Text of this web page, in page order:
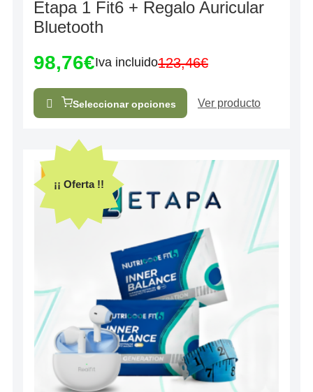
con
0
de
Etapa 1 Fit6 + Regalo Auricular
Bluetooth
123,46€
98,76€Iva incluido
Seleccionar opciones Ver producto
¡¡ Oferta !!